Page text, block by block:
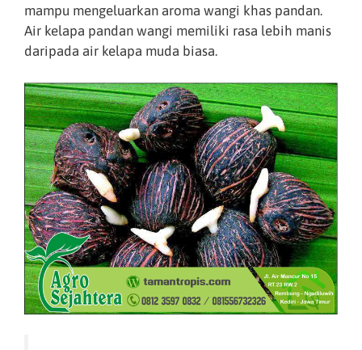
mampu mengeluarkan aroma wangi khas pandan.
Air kelapa pandan wangi memiliki rasa lebih manis
daripada air kelapa muda biasa.